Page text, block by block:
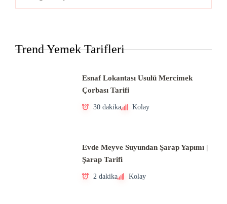
Mutfakları
Trend Yemek Tarifleri
Esnaf Lokantası Usulü Mercimek
Çorbası Tarifi
30 dakika Kolay
Evde Meyve Suyundan Şarap Yapımı |
Şarap Tarifi
2 dakika Kolay